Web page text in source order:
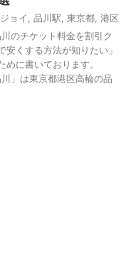
ョイ 品川駅 東京都 港区
川のチケット料金を割引ク
安くする方法が知りたい」
めに書いております。
川」は東京都港区高輪の品